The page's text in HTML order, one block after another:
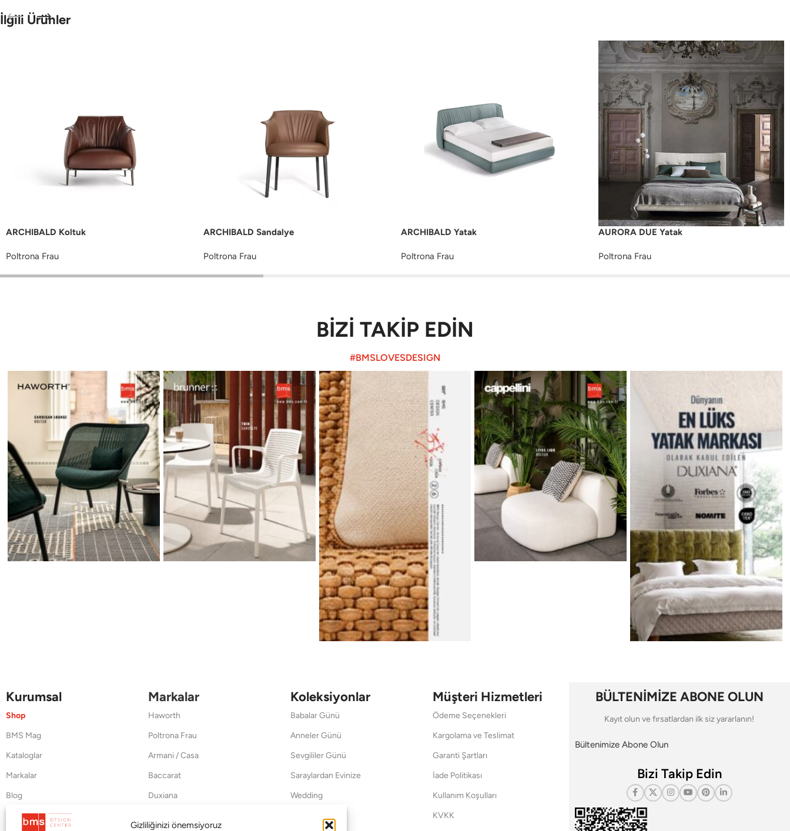
Gizliliğinizi önemsiyoruz
İlgili Ürünler
ARCHIBALD Koltuk
Poltrona Frau
ARCHIBALD Sandalye
Poltrona Frau
ARCHIBALD Yatak
Poltrona Frau
AURORA DUE Yatak
Poltrona Frau
BİZİ TAKİP EDİN
#BMSLOVESDESIGN
Kurumsal
Shop
BMS Mag
Kataloglar
Markalar
Blog
Hakkımızda
Markalar
Haworth
Poltrona Frau
Armani / Casa
Baccarat
Duxiana
Koleksiyonlar
Babalar Günü
Anneler Günü
Sevgililer Günü
Saraylardan Evinize
Wedding
Müşteri Hizmetleri
Ödeme Seçenekleri
Kargolama ve Teslimat
Garanti Şartları
İade Politikası
Kullanım Koşulları
KVKK
BÜLTENİMİZE ABONE OLUN
Kayıt olun ve fırsatlardan ilk siz yararlanın!
Bültenimize Abone Olun
Bizi Takip Edin